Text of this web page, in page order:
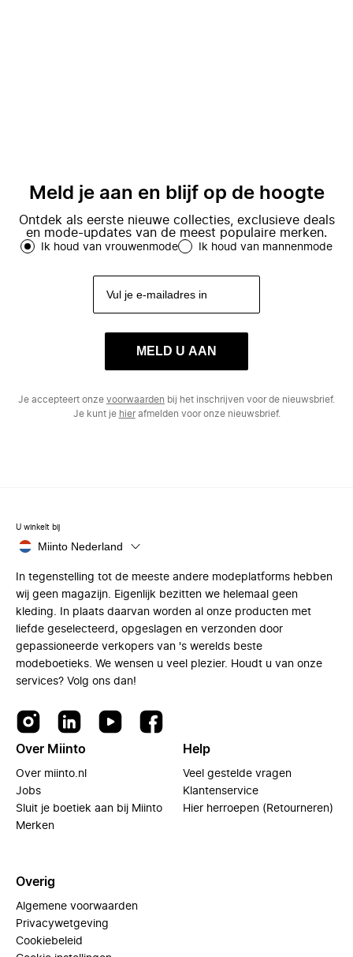
Meld je aan en blijf op de hoogte
Ontdek als eerste nieuwe collecties, exclusieve deals
en mode-updates van de meest populaire merken.
Ik houd van vrouwenmode Ik houd van mannenmode
MELD U AAN
Je accepteert onze voorwaarden bij het inschrijven voor de nieuwsbrief.
Je kunt je hierafmelden voor onze nieuwsbrief.
U winkelt bij
Miinto Nederland
In tegenstelling tot de meeste andere modeplatforms hebben
wij geen magazijn. Eigenlijk bezitten we helemaal geen
kleding. In plaats daarvan worden al onze producten met
liefde geselecteerd, opgeslagen en verzonden door
gepassioneerde verkopers van 's werelds beste
modeboetieks. We wensen u veel plezier. Houdt u van onze
services? Volg ons dan!
Over Miinto
Over miinto.nl
Jobs
Sluit je boetiek aan bij Miinto
Merken
Help
Veel gestelde vragen
Klantenservice
Hier herroepen (Retourneren)
Overig
Algemene voorwaarden
Privacywetgeving
Cookiebeleid